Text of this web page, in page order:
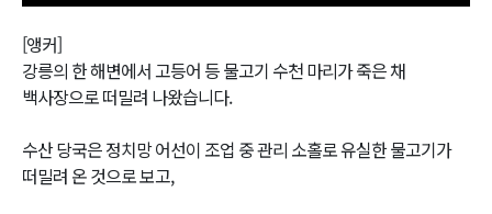
[앵커]
강릉의 한 해변에서 고등어 등 물고기 수천 마리가 죽은 채
백사장으로 떠밀려 나왔습니다.
수산 당국은 정치망 어선이 조업 중 관리 소홀로 유실한 물고기가
떠밀려 온 것으로 보고,